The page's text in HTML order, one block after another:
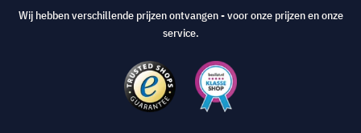
Wij hebben verschillende prijzen ontvangen - voor onze prijzen en onze
service.